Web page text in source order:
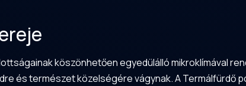
köszönhetően egyedülálló mikroklímával
és természet közelségére vágynak. A Termálfürdő